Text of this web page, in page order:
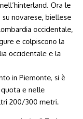
Ora le
novarese, biellese
occidentale,
e colpiscono la
occidentale e la
in Piemonte, si è
e nelle
200/300 metri.